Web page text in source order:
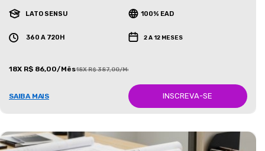
LATO SENSU 100% EAD
360 A 720H 2 A 12 MESES
18X R$ 86,00/Mês18X R$ 387,00/Mês
SAIBA MAIS INSCREVA-SE